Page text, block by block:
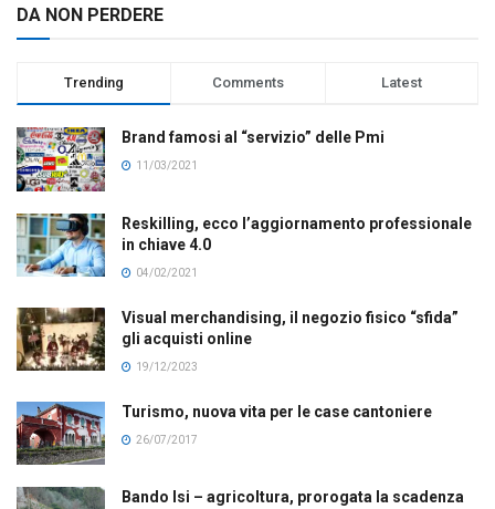
DA NON PERDERE
Trending Comments Latest
Brand famosi al “servizio” delle Pmi
11/03/2021
Reskilling, ecco l’aggiornamento professionale
in chiave 4.0
04/02/2021
Visual merchandising, il negozio fisico “sfida”
gli acquisti online
19/12/2023
Turismo, nuova vita per le case cantoniere
26/07/2017
Bando Isi – agricoltura, prorogata la scadenza